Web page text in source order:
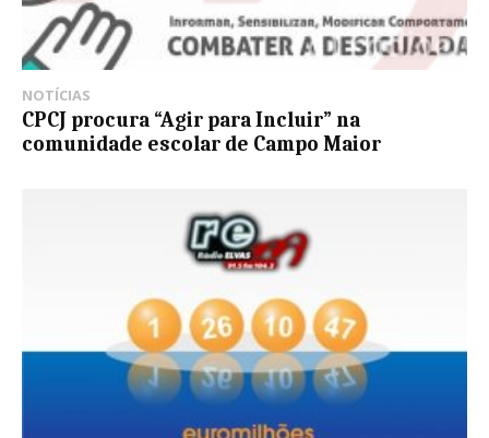
NOTÍCIAS
CPCJ procura “Agir para Incluir” na
comunidade escolar de Campo Maior